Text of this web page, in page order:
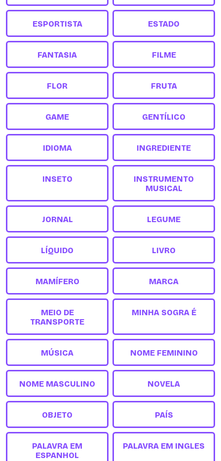
ESPORTISTA ESTADO
FANTASIA FILME
FLOR FRUTA
GAME GENTÍLICO
IDIOMA INGREDIENTE
INSETO
INSTRUMENTO
MUSICAL
JORNAL LEGUME
LÍQUIDO LIVRO
MAMÍFERO MARCA
MEIO DE
TRANSPORTE
MINHA SOGRA É
MÚSICA NOME FEMININO
NOME MASCULINO NOVELA
OBJETO PAÍS
PALAVRA EM
ESPANHOL
PALAVRA EM INGLES